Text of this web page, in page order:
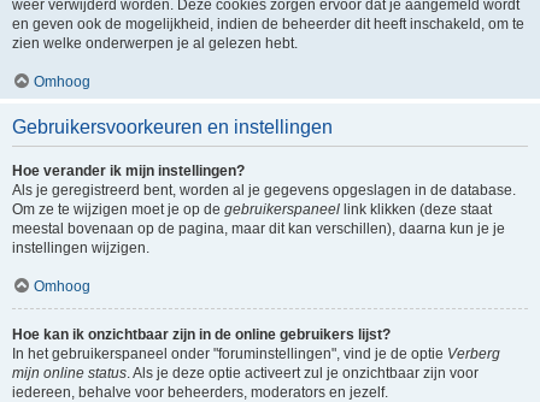
weer verwijderd worden. Deze cookies zorgen ervoor dat je aangemeld wordt
en geven ook de mogelijkheid, indien de beheerder dit heeft inschakeld, om te
zien welke onderwerpen je al gelezen hebt.
Omhoog
Gebruikersvoorkeuren en instellingen
Hoe verander ik mijn instellingen?
Als je geregistreerd bent, worden al je gegevens opgeslagen in de database.
Om ze te wijzigen moet je op de gebruikerspaneel link klikken (deze staat
meestal bovenaan op de pagina, maar dit kan verschillen), daarna kun je je
instellingen wijzigen.
Omhoog
Hoe kan ik onzichtbaar zijn in de online gebruikers lijst?
In het gebruikerspaneel onder "foruminstellingen", vind je de optie Verberg
mijn online status. Als je deze optie activeert zul je onzichtbaar zijn voor
iedereen, behalve voor beheerders, moderators en jezelf.